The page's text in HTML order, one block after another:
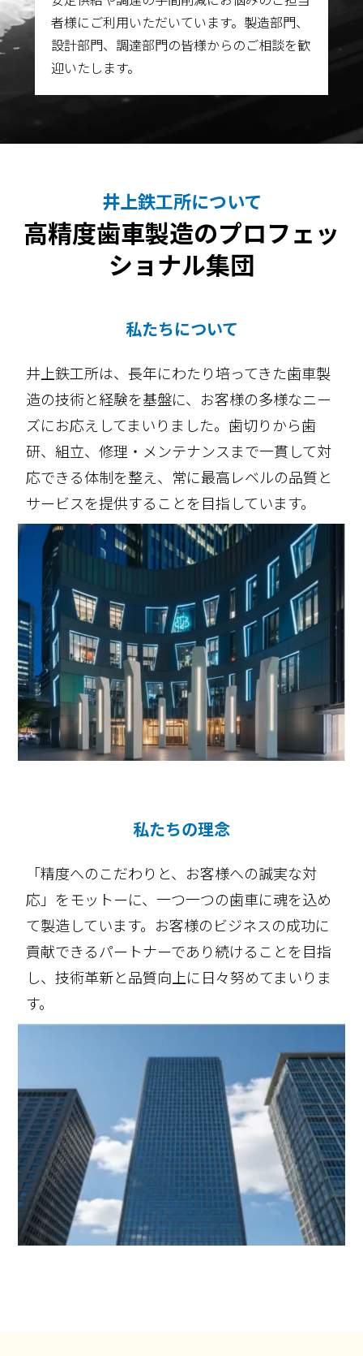
者様にご利用いただいています。製造部門、
設計部門、調達部門の皆様からのご相談を歓
迎いたします。
井上鉄工所について
高精度歯車製造のプロフェッ
ショナル集団
私たちについて
井上鉄工所は、長年にわたり培ってきた歯車製
造の技術と経験を基盤に、お客様の多様なニー
ズにお応えしてまいりました。歯切りから歯
研、組立、修理・メンテナンスまで一貫して対
応できる体制を整え、常に最高レベルの品質と
サービスを提供することを目指しています。
私たちの理念
「精度へのこだわりと、お客様への誠実な対
応」をモットーに、一つ一つの歯車に魂を込め
て製造しています。お客様のビジネスの成功に
貢献できるパートナーであり続けることを目指
し、技術革新と品質向上に日々努めてまいりま
す。